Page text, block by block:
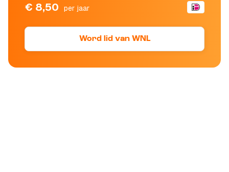
€ 8,50 per jaar
Word lid van WNL